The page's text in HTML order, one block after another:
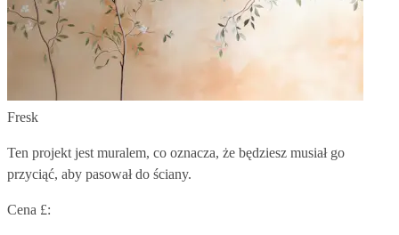
Fresk
Ten projekt jest muralem, co oznacza, że będziesz musiał go
przyciąć, aby pasował do ściany.
Cena £: